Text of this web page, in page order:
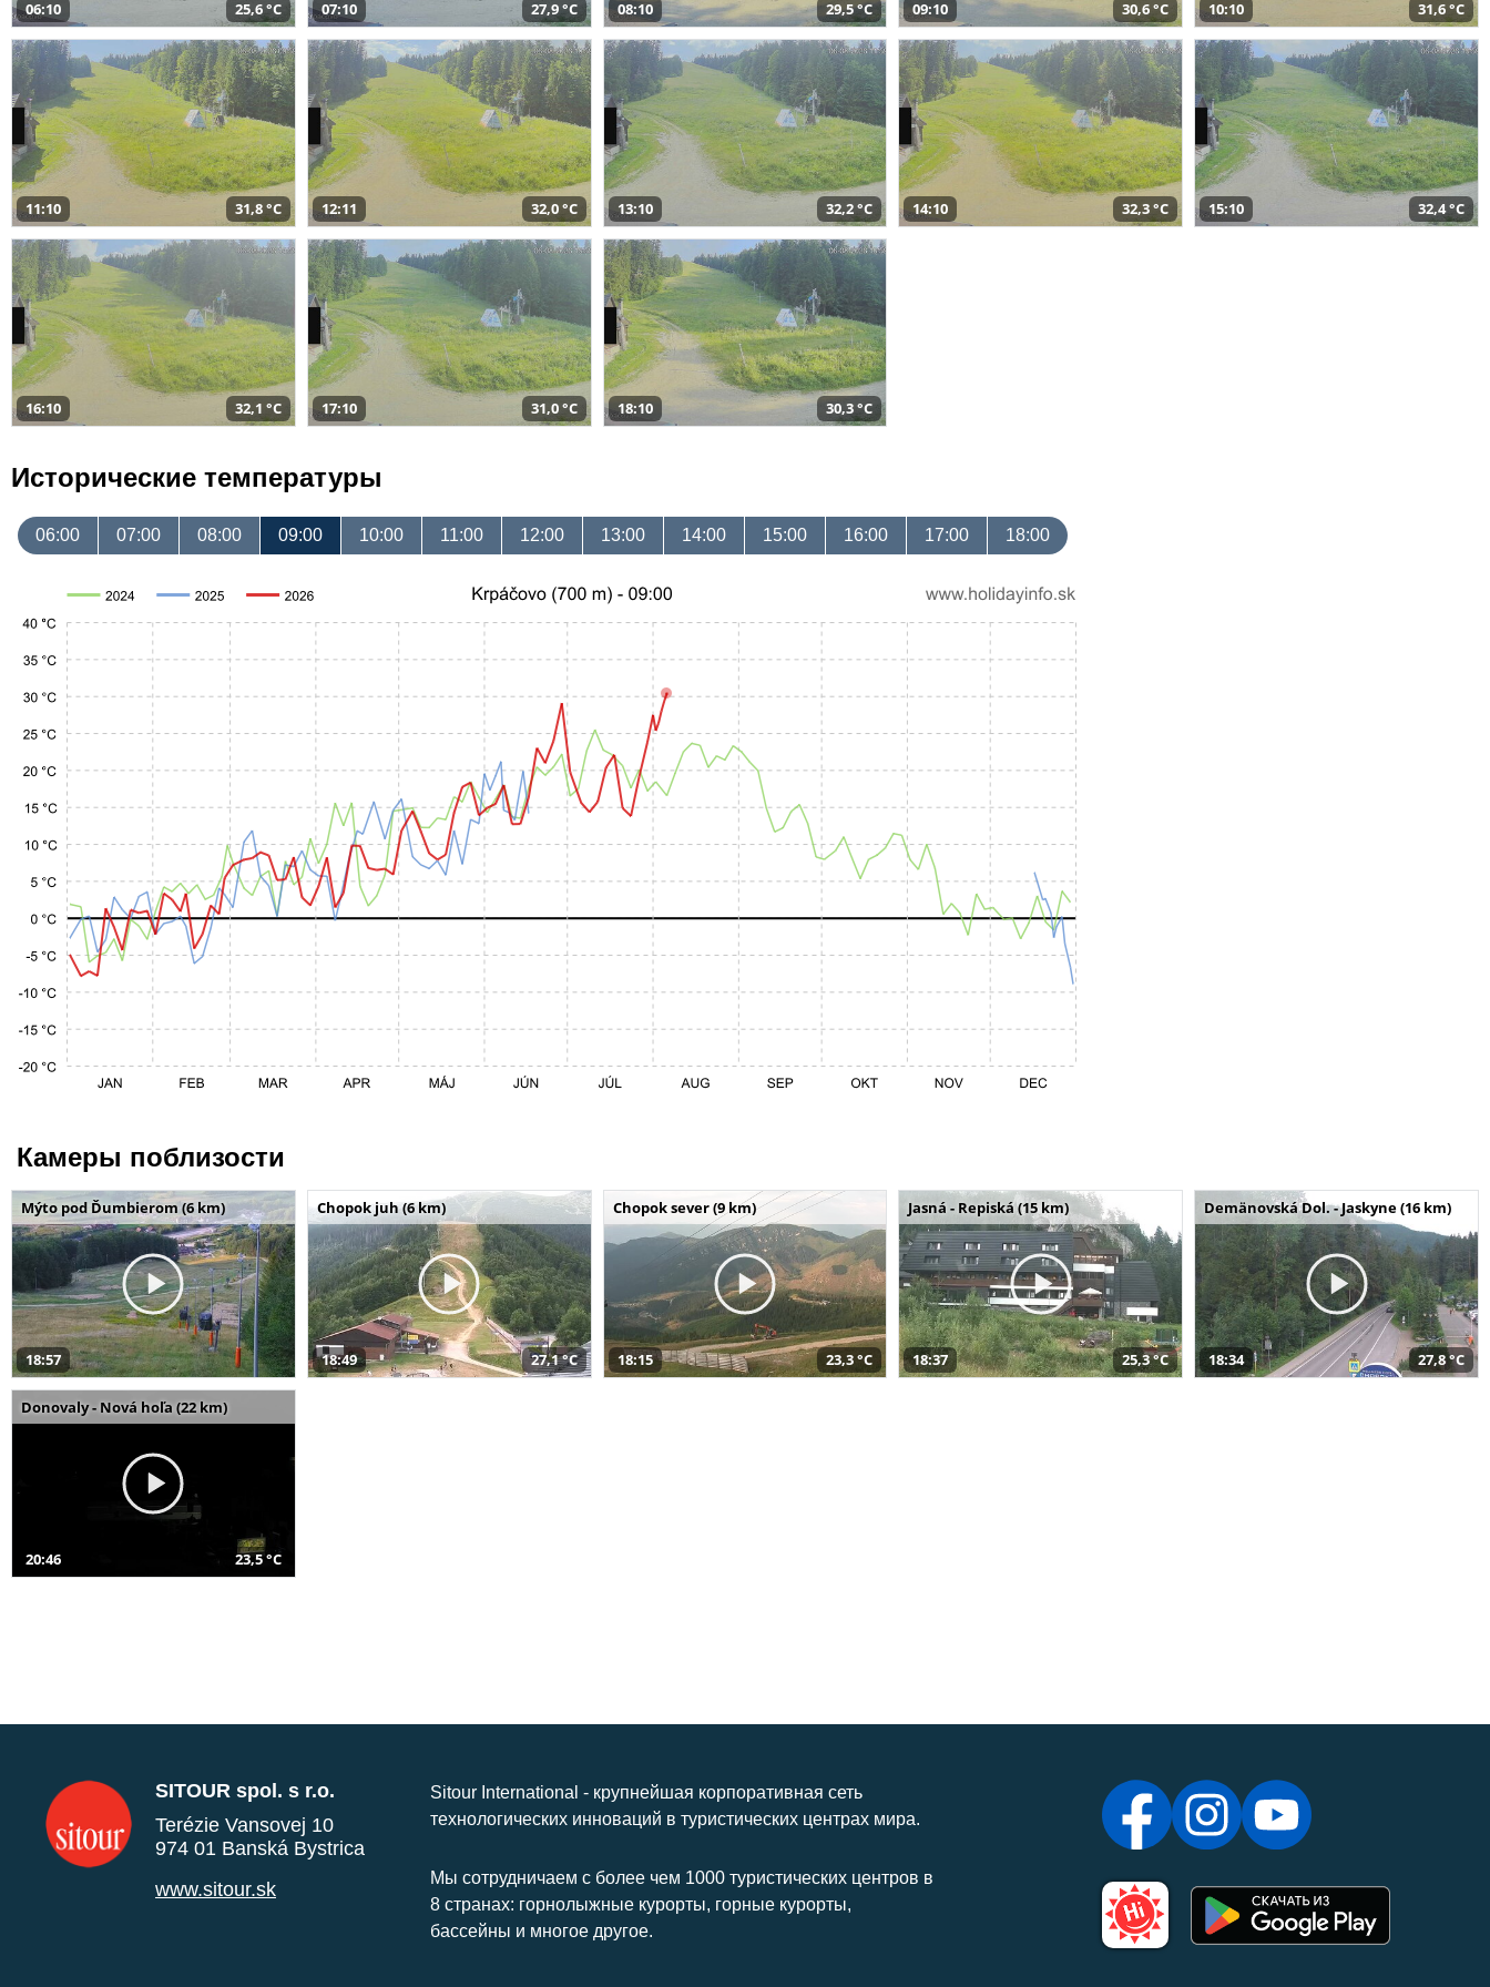
06:10 25,6 °C 07:10 27,9 °C 08:10 29,5 °C 09:10 30,6 °C 10:10 31,6 °C
11:10 31,8 °C 12:11 32,0 °C 13:10 32,2 °C 14:10 32,3 °C 15:10 32,4 °C
16:10 32,1 °C 17:10 31,0 °C 18:10 30,3 °C
Исторические температуры
06:00 07:00 08:00 09:00 10:00 11:00 12:00 13:00 14:00 15:00 16:00 17:00 18:00
Камеры поблизости
Mýto pod Ďumbierom (6 km)
18:57
Chopok juh (6 km)
18:49 27,1 °C
Chopok sever (9 km)
18:15 23,3 °C
Jasná - Repiská (15 km)
18:37 25,3 °C
Demänovská Dol. - Jaskyne (16 km)
18:34 27,8 °C
Donovaly - Nová hoľa (22 km)
20:46 23,5 °C
SITOUR spol. s r.o.
Terézie Vansovej 10
974 01 Banská Bystrica
www.sitour.sk
Sitour International - крупнейшая корпоративная сеть
технологических инноваций в туристических центрах мира.
Мы сотрудничаем с более чем 1000 туристических центров в
8 странах: горнолыжные курорты, горные курорты,
бассейны и многое другое.